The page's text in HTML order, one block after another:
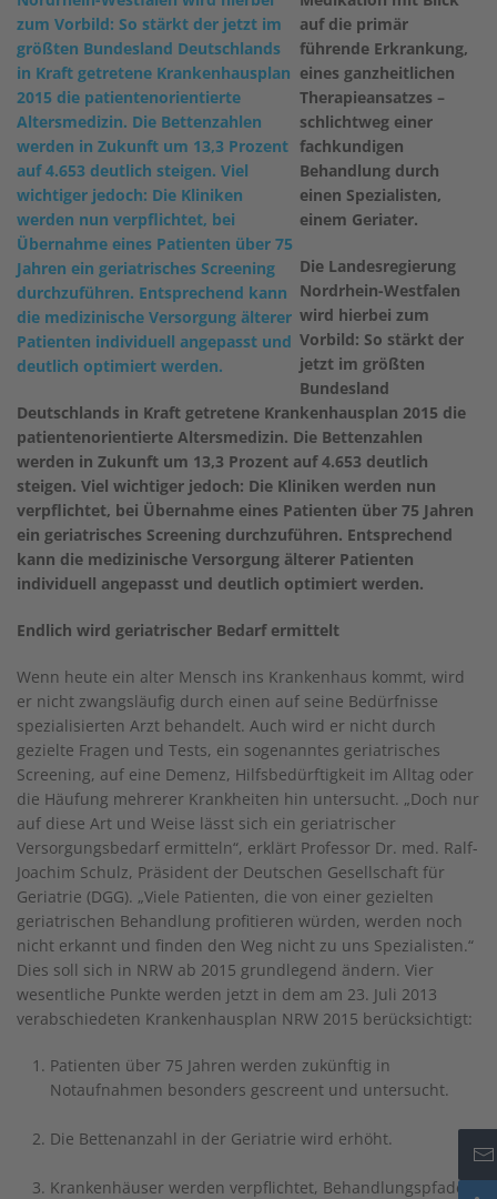
auf die primär
führende Erkrankung,
eines ganzheitlichen
Therapieansatzes –
schlichtweg einer
fachkundigen
Behandlung durch
einen Spezialisten,
einem Geriater.
Die Landesregierung
Nordrhein-Westfalen
wird hierbei zum
Vorbild: So stärkt der
jetzt im größten
Bundesland
Deutschlands in Kraft getretene Krankenhausplan 2015 die
patientenorientierte Altersmedizin. Die Bettenzahlen
werden in Zukunft um 13,3 Prozent auf 4.653 deutlich
steigen. Viel wichtiger jedoch: Die Kliniken werden nun
verpflichtet, bei Übernahme eines Patienten über 75 Jahren
ein geriatrisches Screening durchzuführen. Entsprechend
kann die medizinische Versorgung älterer Patienten
individuell angepasst und deutlich optimiert werden.
Endlich wird geriatrischer Bedarf ermittelt
Wenn heute ein alter Mensch ins Krankenhaus kommt, wird
er nicht zwangsläufig durch einen auf seine Bedürfnisse
spezialisierten Arzt behandelt. Auch wird er nicht durch
gezielte Fragen und Tests, ein sogenanntes geriatrisches
Screening, auf eine Demenz, Hilfsbedürftigkeit im Alltag oder
die Häufung mehrerer Krankheiten hin untersucht. „Doch nur
auf diese Art und Weise lässt sich ein geriatrischer
Versorgungsbedarf ermitteln“, erklärt Professor Dr. med. Ralf-
Joachim Schulz, Präsident der Deutschen Gesellschaft für
Geriatrie (DGG). „Viele Patienten, die von einer gezielten
geriatrischen Behandlung profitieren würden, werden noch
nicht erkannt und finden den Weg nicht zu uns Spezialisten.“
Dies soll sich in NRW ab 2015 grundlegend ändern. Vier
wesentliche Punkte werden jetzt in dem am 23. Juli 2013
verabschiedeten Krankenhausplan NRW 2015 berücksichtigt:
Patienten über 75 Jahren werden zukünftig in
Notaufnahmen besonders gescreent und untersucht.
Die Bettenanzahl in der Geriatrie wird erhöht.
Krankenhäuser werden verpflichtet, Behandlungspfade